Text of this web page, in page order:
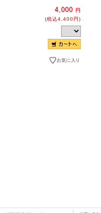
4,000 円
(税込4,400円)